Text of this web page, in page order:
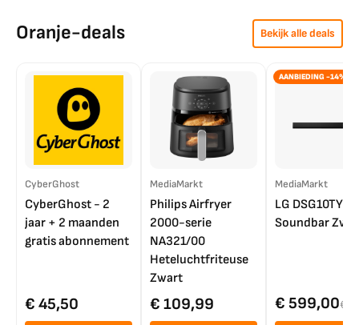
Oranje-deals Bekijk alle deals
CyberGhost
CyberGhost - 2
jaar + 2 maanden
gratis abonnement
€ 45,50
MediaMarkt
Philips Airfryer
2000-serie
NA321/00
Heteluchtfriteuse
Zwart
€ 109,99
AANBIEDING -14%
MediaMarkt
LG DSG10TY
Soundbar
€ 599,00€